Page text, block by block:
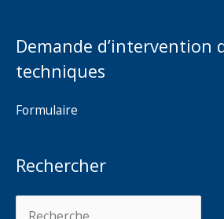
Demande d’intervention
techniques
Formulaire
Rechercher